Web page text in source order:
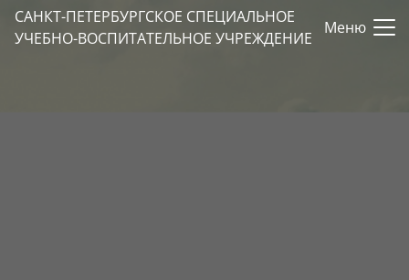
САНКТ-ПЕТЕРБУРГСКОЕ СПЕЦИАЛЬНОЕ
УЧЕБНО-ВОСПИТАТЕЛЬНОЕ УЧРЕЖДЕНИЕ
Меню